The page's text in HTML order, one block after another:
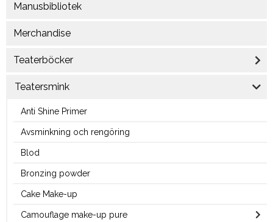
Manusbibliotek
Merchandise
Teaterböcker
Teatersmink
Anti Shine Primer
Avsminkning och rengöring
Blod
Bronzing powder
Cake Make-up
Camouflage make-up pure